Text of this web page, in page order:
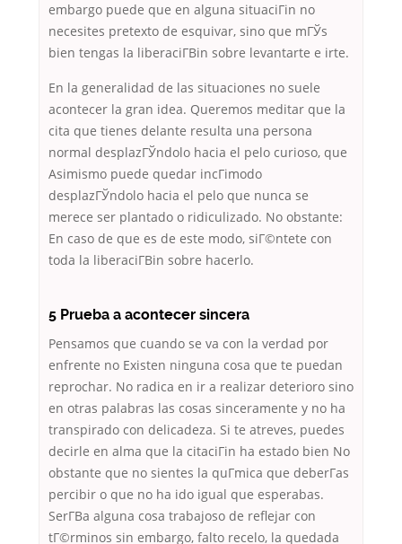
embargo puede que en alguna situaciГіn no
necesites pretexto de esquivar, sino que mГЎs
bien tengas la liberaciГ­Віn sobre levantarte e irte.
En la generalidad de las situaciones no suele
acontecer la gran idea. Queremos meditar que la
cita que tienes delante resulta una persona
normal desplazГЎndolo hacia el pelo curioso, que
Asimismo puede quedar incГіmodo
desplazГЎndolo hacia el pelo que nunca se
merece ser plantado o ridiculizado. No obstante:
En caso de que es de este modo, siГ©ntete con
toda la liberaciГ­Віn sobre hacerlo.
5 Prueba a acontecer sincera
Pensamos que cuando se va con la verdad por
enfrente no Existen ninguna cosa que te puedan
reprochar. No radica en ir a realizar deterioro sino
en otras palabras las cosas sinceramente y no ha
transpirado con delicadeza. Si te atreves, puedes
decirle en alma que la citaciГіn ha estado bien No
obstante que no sientes la quГ­mica que deberГ­as
percibir o que no ha ido igual que esperabas.
SerГ­В­a alguna cosa trabajoso de reflejar con
tГ©rminos sin embargo, falto recelo, la quedada